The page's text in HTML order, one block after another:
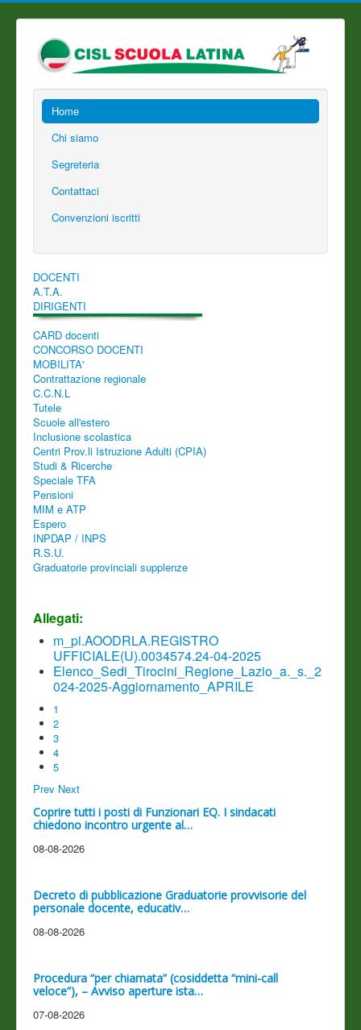
Home
Chi siamo
Segreteria
Contattaci
Convenzioni iscritti
DOCENTI
A.T.A.
DIRIGENTI
CARD docenti
CONCORSO DOCENTI
MOBILITA'
Contrattazione regionale
C.C.N.L
Tutele
Scuole all'estero
Inclusione scolastica
Centri Prov.li Istruzione Adulti (CPIA)
Studi & Ricerche
Speciale TFA
Pensioni
MIM e ATP
Espero
INPDAP / INPS
R.S.U.
Graduatorie provinciali supplenze
Allegati:
m_pi.AOODRLA.REGISTRO
UFFICIALE(U).0034574.24-04-2025
Elenco_Sedi_Tirocini_Regione_Lazio_a._s._2
024-2025-Aggiornamento_APRILE
1
2
3
4
5
Prev Next
Coprire tutti i posti di Funzionari EQ. I sindacati
chiedono incontro urgente al…
08-08-2026
Decreto di pubblicazione Graduatorie provvisorie del
personale docente, educativ…
08-08-2026
Procedura “per chiamata” (cosiddetta “mini-call
veloce”), – Avviso aperture ista…
07-08-2026